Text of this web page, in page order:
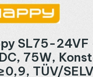
SL75-24VF
75W,
0,9, TÜV/SELV